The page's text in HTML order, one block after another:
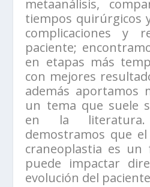
metaanálisis,
tiempos quirúrgicos
complicaciones y
paciente;
en etapas más
con mejores
además aportamos
un tema que suele
en la literatura.
demostramos que
craneoplastia es un
puede impactar
evolución del